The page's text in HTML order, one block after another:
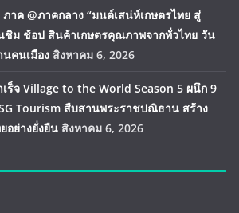
าค @ภาคกลาง “มนต์เสน่ห์เกษตรไทย สู่
ชิม ช้อป สินค้าเกษตรคุณภาพจากทั่วไทย วัน
คนเมือง สิงหาคม 6, 2026
ร็จ Village to the World Season 5 ผนึก 9
Tourism สืบสานพระราชปณิธาน สร้าง
อย่างยั่งยืน สิงหาคม 6, 2026